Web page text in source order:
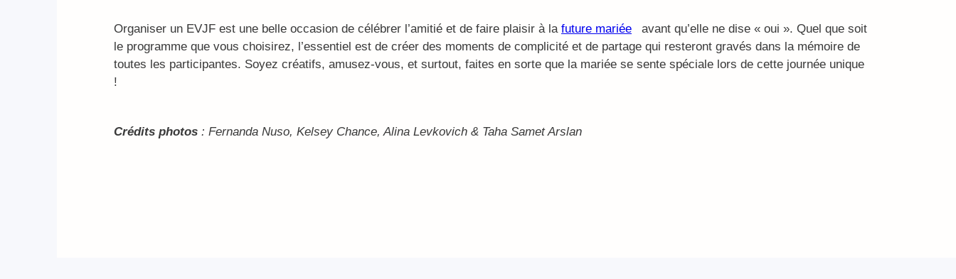
Organiser un EVJF est une belle occasion de célébrer l’amitié et de faire plaisir à la future mariée
avant qu’elle ne dise « oui ». Quel que soit
le programme que vous choisirez, l’essentiel est de créer des moments de complicité et de partage qui resteront gravés dans la mémoire de
toutes les participantes. Soyez créatifs, amusez-vous, et surtout, faites en sorte que la mariée se sente spéciale lors de cette journée unique
!
Crédits photos : Fernanda Nuso, Kelsey Chance, Alina Levkovich & Taha Samet Arslan